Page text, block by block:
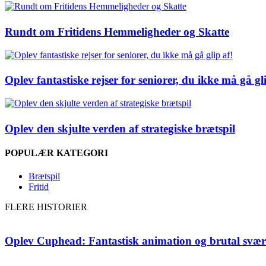
Rundt om Fritidens Hemmeligheder og Skatte
Oplev fantastiske rejser for seniorer, du ikke må gå
Oplev den skjulte verden af strategiske brætspil
POPULÆR KATEGORI
Brætspil
Fritid
FLERE HISTORIER
Oplev Cuphead: Fantastisk animation og brutal